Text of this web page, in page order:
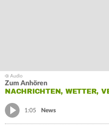
Zum Anhören
NACHRICHTEN, WETTER,
1:05 News